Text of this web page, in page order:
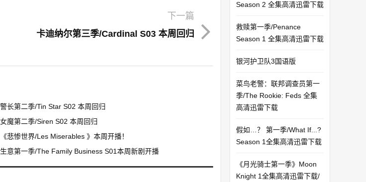
下一篇
卡迪纳尔第三季/Cardinal S03 本周回归
长第二季/Tin Star S02 本周回归
魔第二季/Siren S02 本周回归
悲惨世界/Les Miserables 》本周开播！
意第一季/The Family Business S01本周新剧开播
Season 2 全集高清迅雷下载
救赎第一季/Penance
Season 1 全集高清迅雷下载
银河护卫队3国语版
菜鸟老警：联邦调查员第一
季/The Rookie: Feds 全集
高清迅雷下载
假如…？ 第一季/What If...?
Season 1全集高清迅雷下载
《月光骑士第一季》Moon
Knight 1全集高清迅雷下载/